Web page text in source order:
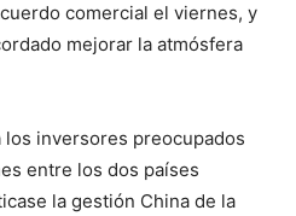
comercial el viernes, y
mejorar la atmósfera
inversores preocupados
entre los dos países
la gestión China de la